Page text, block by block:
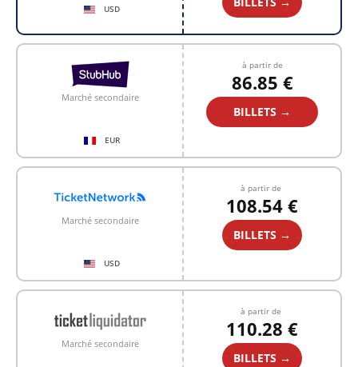
USD
Marché secondaire
EUR
à partir de
86.85 €
BILLETS →
Marché secondaire
USD
à partir de
108.54 €
BILLETS →
Marché secondaire
à partir de
110.28 €
BILLETS →